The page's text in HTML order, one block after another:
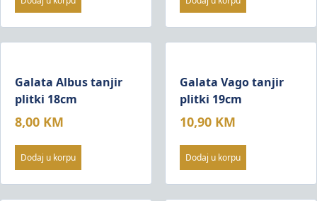
Galata Albus tanjir
plitki 18cm
8,00 KM
Dodaj u korpu
Galata Vago tanjir
plitki 19cm
10,90 KM
Dodaj u korpu